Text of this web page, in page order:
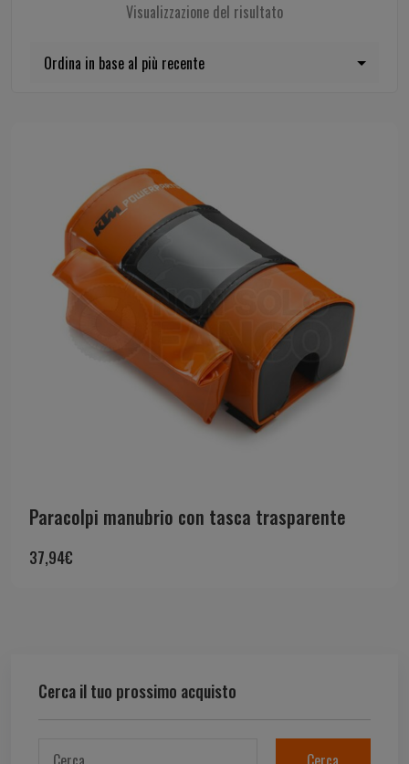
Visualizzazione del risultato
Cerca il tuo prossimo acquisto
Paracolpi manubrio con tasca trasparente
37,94€